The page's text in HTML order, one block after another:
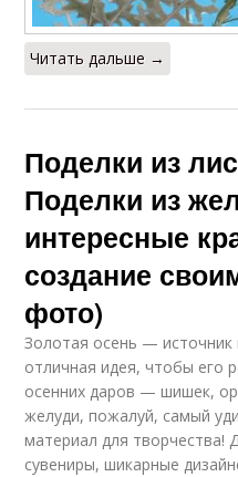
Читать дальше →
Поделки из
Поделки из
интересные
создание
фото)
Золотая осень —
отличная идея, чтобы его
осенних даров — шишек,
желуди, пожалуй, самый
материал для творчества!
сувениры, шикарные